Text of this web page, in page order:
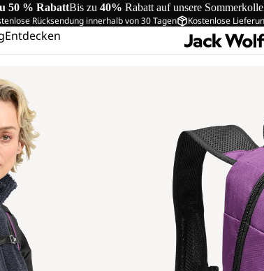
50 % RabattBis zu 40% Rabatt auf unsere
Rücksendung innerhalb von 30 Tagen Kostenlose
Entdecken